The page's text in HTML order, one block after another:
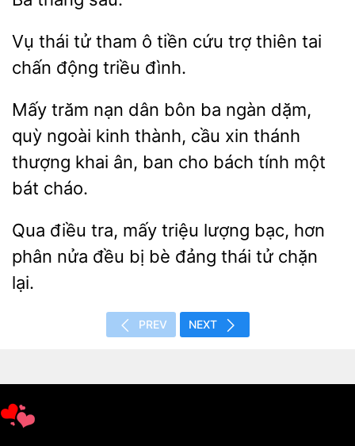
thái tử tham ô tiền
trợ thiên tai
chấn động triều
Mấy trăm nạn dân bôn ba ngàn dặm,
quỳ ngoài
thành, cầu xin thánh
thượng khai ân, ban cho
một
bát cháo.
Qua điều tra, mấy triệu lượng bạc,
phân
đều bị bè
thái tử chặn
lại.
PREV NEXT